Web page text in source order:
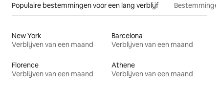
Populaire bestemmingen voor een lang verblijf
New York
Verblijven van een maand
Barcelona
Verblijven van een maand
Florence
Verblijven van een maand
Athene
Verblijven van een maand